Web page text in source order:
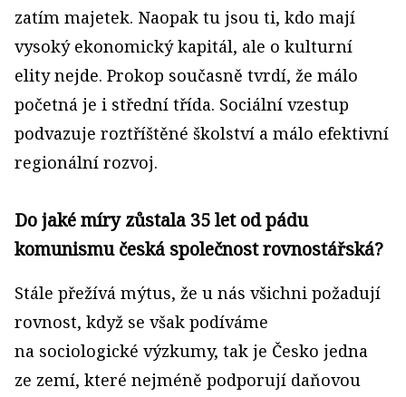
zatím majetek. Naopak tu jsou ti, kdo mají
vysoký ekonomický kapitál, ale o kulturní
elity nejde. Prokop současně tvrdí, že málo
početná je i střední třída. Sociální vzestup
podvazuje roztříštěné školství a málo efektivní
regionální rozvoj.
Do jaké míry zůstala 35 let od pádu
komunismu česká společnost rovnostářská?
Stále přežívá mýtus, že u nás všichni požadují
rovnost, když se však podíváme
na sociologické výzkumy, tak je Česko jedna
ze zemí, které nejméně podporují daňovou